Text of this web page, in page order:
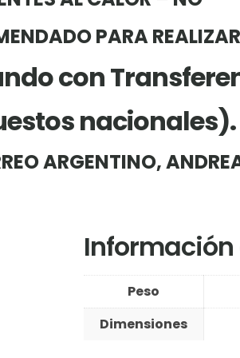
PARA
con
nacionales).
ARGENTINO,
Peso
Dimensiones